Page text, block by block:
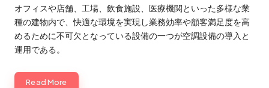
by
オフィスや店舗、工場、飲食施設、医療機関といった多様な業
種の建物内で、快適な環境を実現し業務効率や顧客満足度を高
めるために不可欠となっている設備の一つが空調設備の導入と
運用である。
Read More